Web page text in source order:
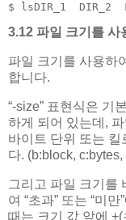
$ lsDIR_1  DIR_2
3.12 파일 크기를 사
파일 크기를 사용하
합니다.
“-size” 표현식은 기
하게 되어 있는데, 파
바이트 단위 또는 킬
다. (b:block,
그리고 파일 크기를
여 “초과” 또는 “미
때는 크기 값 앞에